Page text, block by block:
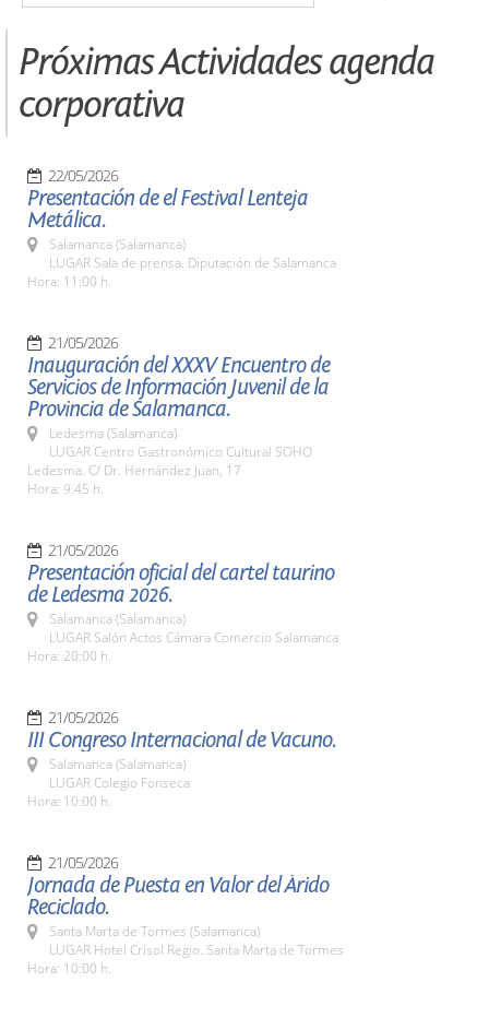
Próximas Actividades agenda
corporativa
22/05/2026
Presentación de el Festival Lenteja
Metálica.
Salamanca (Salamanca)
LUGAR Sala de prensa. Diputación de Salamanca
Hora: 11:00 h.
21/05/2026
Inauguración del XXXV Encuentro de
Servicios de Información Juvenil de la
Provincia de Salamanca.
Ledesma (Salamanca)
LUGAR Centro Gastronómico Cultural SOHO
Ledesma. C/ Dr. Hernández Juan, 17
Hora: 9:45 h.
21/05/2026
Presentación oficial del cartel taurino
de Ledesma 2026.
Salamanca (Salamanca)
LUGAR Salón Actos Cámara Comercio Salamanca
Hora: 20:00 h.
21/05/2026
III Congreso Internacional de Vacuno.
Salamanca (Salamanca)
LUGAR Colegio Fonseca
Hora: 10:00 h.
21/05/2026
Jornada de Puesta en Valor del Árido
Reciclado.
Santa Marta de Tormes (Salamanca)
LUGAR Hotel Crisol Regio. Santa Marta de Tormes
Hora: 10:00 h.